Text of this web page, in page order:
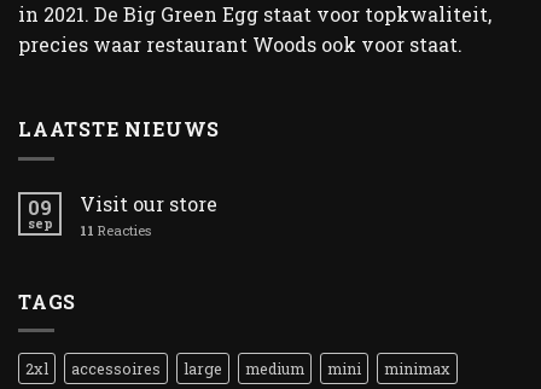
in 2021. De Big Green Egg staat voor topkwaliteit,
precies waar restaurant Woods ook voor staat.
LAATSTE NIEUWS
09
sep
Visit our store
11 Reacties
TAGS
2xl accessoires large medium mini
minimax